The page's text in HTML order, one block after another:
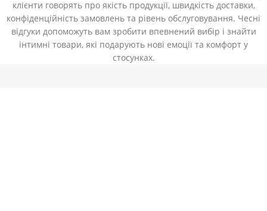
клієнти говорять про якість продукції, швидкість доставки,
конфіденційність замовлень та рівень обслуговування. Чесні
відгуки допоможуть вам зробити впевнений вибір і знайти
інтимні товари, які подарують нові емоції та комфорт у
стосунках.